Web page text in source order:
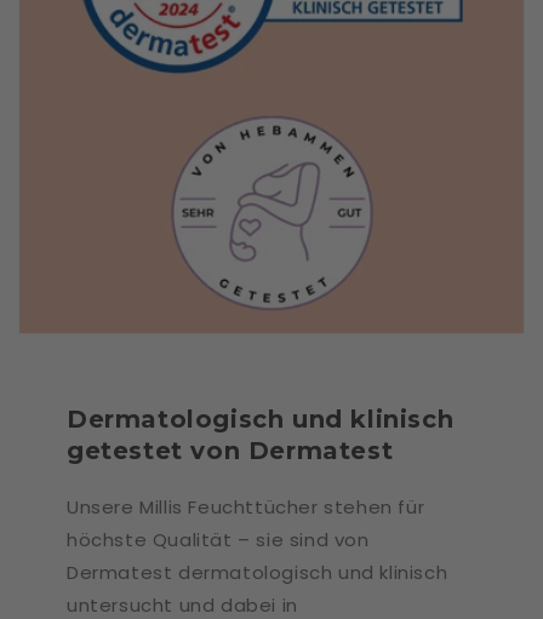
Dermatologisch und klinisch
getestet von Dermatest
Unsere Millis Feuchttücher stehen für
höchste Qualität – sie sind von
Dermatest dermatologisch und klinisch
untersucht und dabei in